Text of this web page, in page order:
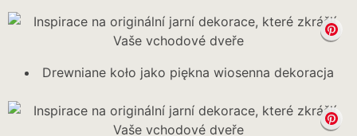
Drewniane koło jako piękna wiosenna dekoracja